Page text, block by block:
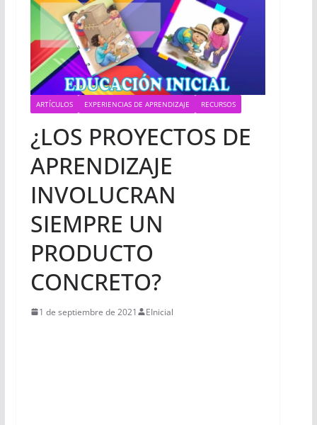
ARTÍCULOS EXPERIENCIAS DE APRENDIZAJE RECURSOS
¿LOS PROYECTOS DE
APRENDIZAJE
INVOLUCRAN
SIEMPRE UN
PRODUCTO
CONCRETO?
1 de septiembre de 2021 EInicial